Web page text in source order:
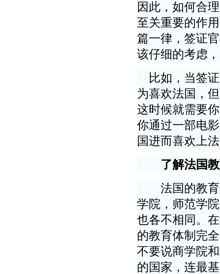
因此，如何合
至关重要的作
篇一律，签证
该仔细的考虑
比如，当签
为喜欢法国，
这时候就需要
你通过一部电
国进而喜欢上
了解法国教
法国的教育
学院，师范学
也各不相同。
的教育体制完
不要说商学院
的国家，连最